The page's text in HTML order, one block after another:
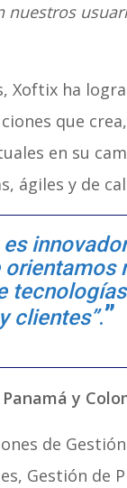
Xoftix ha
que
en su
ágiles y de
clientes”.
y
de
Gestión de